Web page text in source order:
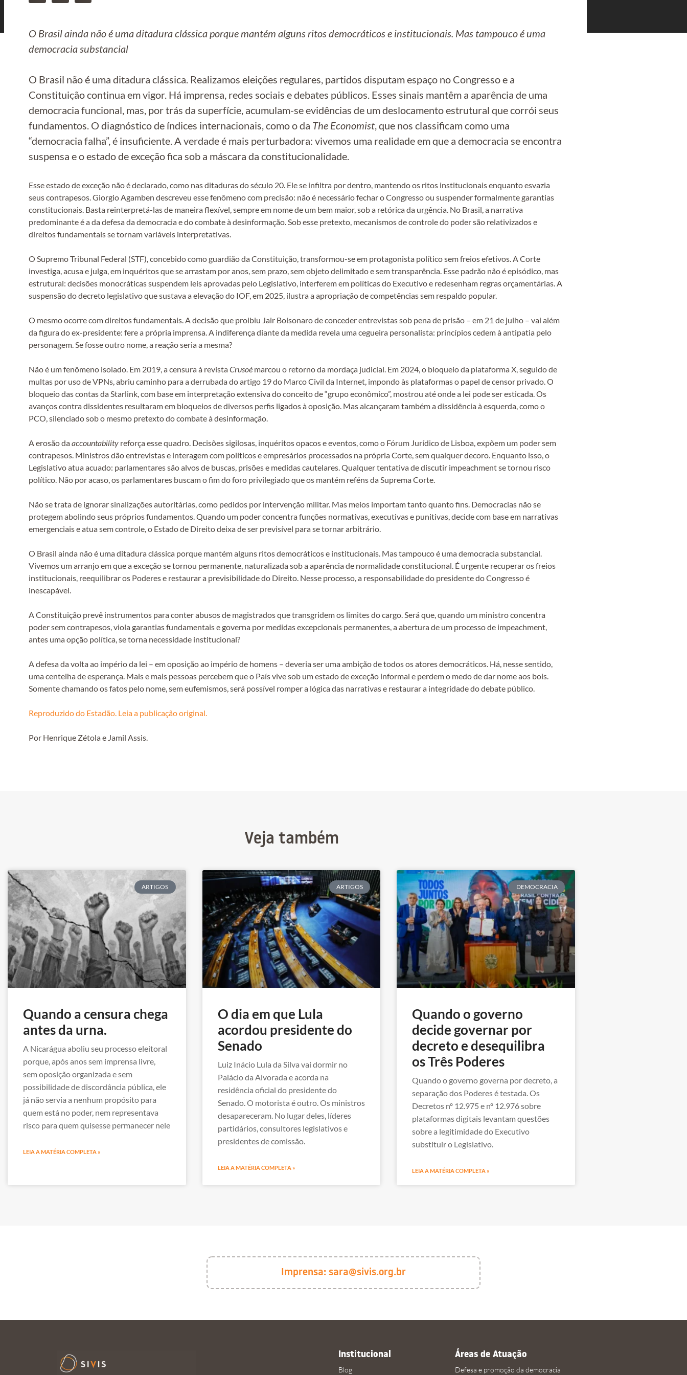
O Brasil ainda não é uma ditadura clássica porque mantém alguns ritos democráticos e institucionais. Mas tampouco é uma
democracia substancial
O Brasil não é uma ditadura clássica. Realizamos eleições regulares, partidos disputam espaço no Congresso e a
Constituição continua em vigor. Há imprensa, redes sociais e debates públicos. Esses sinais mantêm a aparência de uma
democracia funcional, mas, por trás da superfície, acumulam-se evidências de um deslocamento estrutural que corrói seus
fundamentos. O diagnóstico de índices internacionais, como o da The Economist , que nos classificam como uma
“democracia falha”, é insuficiente. A verdade é mais perturbadora: vivemos uma realidade em que a democracia se encontra
suspensa e o estado de exceção fica sob a máscara da constitucionalidade.
Esse estado de exceção não é declarado, como nas ditaduras do século 20. Ele se infiltra por dentro, mantendo os ritos institucionais enquanto esvazia
seus contrapesos. Giorgio Agamben descreveu esse fenômeno com precisão: não é necessário fechar o Congresso ou suspender formalmente garantias
constitucionais. Basta reinterpretá-las de maneira flexível, sempre em nome de um bem maior, sob a retórica da urgência. No Brasil, a narrativa
predominante é a da defesa da democracia e do combate à desinformação. Sob esse pretexto, mecanismos de controle do poder são relativizados e
direitos fundamentais se tornam variáveis interpretativas.
O Supremo Tribunal Federal (STF), concebido como guardião da Constituição, transformou-se em protagonista político sem freios efetivos. A Corte
investiga, acusa e julga, em inquéritos que se arrastam por anos, sem prazo, sem objeto delimitado e sem transparência. Esse padrão não é episódico, mas
estrutural: decisões monocráticas suspendem leis aprovadas pelo Legislativo, interferem em políticas do Executivo e redesenham regras orçamentárias. A
suspensão do decreto legislativo que sustava a elevação do IOF, em 2025, ilustra a apropriação de competências sem respaldo popular.
O mesmo ocorre com direitos fundamentais. A decisão que proibiu Jair Bolsonaro de conceder entrevistas sob pena de prisão – em 21 de julho – vai além
da figura do ex-presidente: fere a própria imprensa. A indiferença diante da medida revela uma cegueira personalista: princípios cedem à antipatia pelo
personagem. Se fosse outro nome, a reação seria a mesma?
Não é um fenômeno isolado. Em 2019, a censura à revistaCrusoé marcou o retorno da mordaça judicial. Em 2024, o bloqueio da plataforma X, seguido de
multas por uso de VPNs, abriu caminho para a derrubada do artigo 19 do Marco Civil da Internet, impondo às plataformas o papel de censor privado. O
bloqueio das contas da Starlink, com base em interpretação extensiva do conceito de “grupo econômico”, mostrou até onde a lei pode ser esticada. Os
avanços contra dissidentes resultaram em bloqueios de diversos perfis ligados à oposição. Mas alcançaram também a dissidência à esquerda, como o
PCO, silenciado sob o mesmo pretexto do combate à desinformação.
A erosão daaccountability reforça esse quadro. Decisões sigilosas, inquéritos opacos e eventos, como o Fórum Jurídico de Lisboa, expõem um poder sem
contrapesos. Ministros dão entrevistas e interagem com políticos e empresários processados na própria Corte, sem qualquer decoro. Enquanto isso, o
Legislativo atua acuado: parlamentares são alvos de buscas, prisões e medidas cautelares. Qualquer tentativa de discutir impeachment se tornou risco
político. Não por acaso, os parlamentares buscam o fim do foro privilegiado que os mantém reféns da Suprema Corte.
Não se trata de ignorar sinalizações autoritárias, como pedidos por intervenção militar. Mas meios importam tanto quanto fins. Democracias não se
protegem abolindo seus próprios fundamentos. Quando um poder concentra funções normativas, executivas e punitivas, decide com base em narrativas
emergenciais e atua sem controle, o Estado de Direito deixa de ser previsível para se tornar arbitrário.
O Brasil ainda não é uma ditadura clássica porque mantém alguns ritos democráticos e institucionais. Mas tampouco é uma democracia substancial.
Vivemos um arranjo em que a exceção se tornou permanente, naturalizada sob a aparência de normalidade constitucional. É urgente recuperar os freios
institucionais, reequilibrar os Poderes e restaurar a previsibilidade do Direito. Nesse processo, a responsabilidade do presidente do Congresso é
inescapável.
A Constituição prevê instrumentos para conter abusos de magistrados que transgridem os limites do cargo. Será que, quando um ministro concentra
poder sem contrapesos, viola garantias fundamentais e governa por medidas excepcionais permanentes, a abertura de um processo de impeachment,
antes uma opção política, se torna necessidade institucional?
A defesa da volta ao império da lei – em oposição ao império de homens – deveria ser uma ambição de todos os atores democráticos. Há, nesse sentido,
uma centelha de esperança. Mais e mais pessoas percebem que o País vive sob um estado de exceção informal e perdem o medo de dar nome aos bois.
Somente chamando os fatos pelo nome, sem eufemismos, será possível romper a lógica das narrativas e restaurar a integridade do debate público.
Reproduzido do Estadão. Leia a publicação original.
Por Henrique Zétola e Jamil Assis.
Veja também
ARTIGOS
Quando a censura chega
antes da urna.
A Nicarágua aboliu seu processo eleitoral
porque, após anos sem imprensa livre,
sem oposição organizada e sem
possibilidade de discordância pública, ele
já não servia a nenhum propósito para
quem está no poder, nem representava
risco para quem quisesse permanecer nele
LEIA A MATÉRIA COMPLETA »
ARTIGOS
O dia em que Lula
acordou presidente do
Senado
Luiz Inácio Lula da Silva vai dormir no
Palácio da Alvorada e acorda na
residência oficial do presidente do
Senado. O motorista é outro. Os ministros
desapareceram. No lugar deles, líderes
partidários, consultores legislativos e
presidentes de comissão.
LEIA A MATÉRIA COMPLETA »
DEMOCRACIA
Quando o governo
decide governar por
decreto e desequilibra
os Três Poderes
Quando o governo governa por decreto, a
separação dos Poderes é testada. Os
Decretos nº 12.975 e nº 12.976 sobre
plataformas digitais levantam questões
sobre a legitimidade do Executivo
substituir o Legislativo.
LEIA A MATÉRIA COMPLETA »
Imprensa: sara@sivis.org.br
Institucional
Blog
Áreas de Atuação
Defesa e promoção da democracia